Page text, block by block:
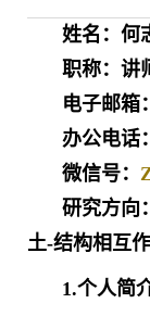
姓名： 何
职称：讲
电子邮箱：
办公电话：
微信号：
研究方向
土-结构相互
1.个人简